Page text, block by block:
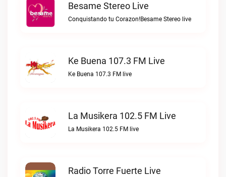
Besame Stereo Live
Conquistando tu Corazon!Besame Stereo live
Ke Buena 107.3 FM Live
Ke Buena 107.3 FM live
La Musikera 102.5 FM Live
La Musikera 102.5 FM live
Radio Torre Fuerte Live